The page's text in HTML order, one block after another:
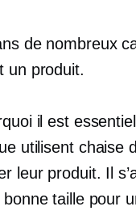
de nombreux
un produit.
il est
utilisent chaise
leur produit. Il
taille pour